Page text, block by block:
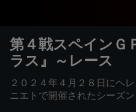
第４戦スペイン
ラス』～レース
２０２４年４月２８日にヘ
ニエトで開催されたシーズ